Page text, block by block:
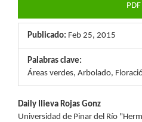
PDF
Publicado: Feb 25, 2015
Palabras clave:
Áreas verdes, Arbolado,
Contenido
Daily Ilieva Rojas Gonz
Universidad de Pinar del Río